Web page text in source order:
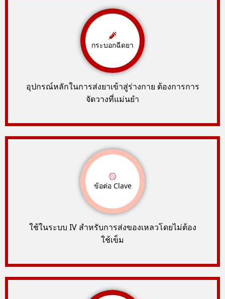
กระบอกฉีดยา
อุปกรณ์หลักในการส่งยาเข้าสู่ร่างกาย ต้องการการ
จัดวางที่แม่นยำ
ข้อต่อ Clave
ใช้ในระบบ IV สำหรับการส่งของเหลวโดยไม่ต้อง
ใช้เข็ม